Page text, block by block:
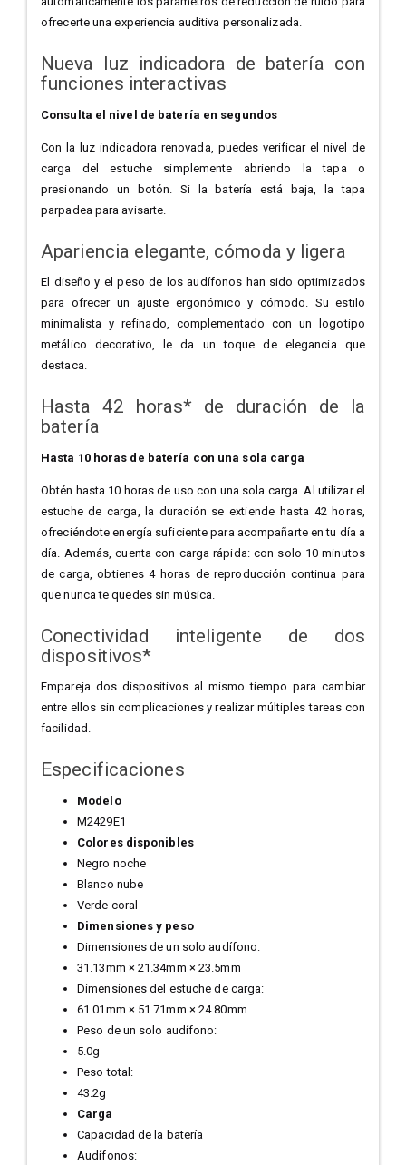
ofrecerte una experiencia auditiva personalizada.
Nueva luz indicadora de batería con
funciones interactivas
Consulta el nivel de batería en segundos
Con la luz indicadora renovada, puedes verificar el nivel de
carga del estuche simplemente abriendo la tapa o
presionando un botón. Si la batería está baja, la tapa
parpadea para avisarte.
Apariencia elegante, cómoda y ligera
El diseño y el peso de los audífonos han sido optimizados
para ofrecer un ajuste ergonómico y cómodo. Su estilo
minimalista y refinado, complementado con un logotipo
metálico decorativo, le da un toque de elegancia que
destaca.
Hasta 42 horas* de duración de la
batería
Hasta 10 horas de batería con una sola carga
Obtén hasta 10 horas de uso con una sola carga. Al utilizar el
estuche de carga, la duración se extiende hasta 42 horas,
ofreciéndote energía suficiente para acompañarte en tu día a
día. Además, cuenta con carga rápida: con solo 10 minutos
de carga, obtienes 4 horas de reproducción continua para
que nunca te quedes sin música.
Conectividad inteligente de dos
dispositivos*
Empareja dos dispositivos al mismo tiempo para cambiar
entre ellos sin complicaciones y realizar múltiples tareas con
facilidad.
Especificaciones
Modelo
M2429E1
Colores disponibles
Negro noche
Blanco nube
Verde coral
Dimensiones y peso
Dimensiones de un solo audífono:
31.13mm × 21.34mm × 23.5mm
Dimensiones del estuche de carga:
61.01mm × 51.71mm × 24.80mm
Peso de un solo audífono:
5.0g
Peso total:
43.2g
Carga
Capacidad de la batería
Audífonos: